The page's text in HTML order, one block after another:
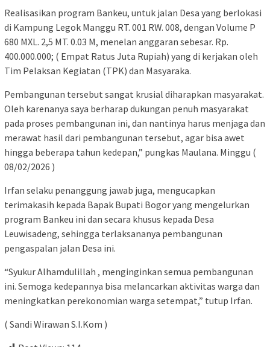
Realisasikan program Bankeu, untuk jalan Desa yang berlokasi
di Kampung Legok Manggu RT. 001 RW. 008, dengan Volume P
680 MXL. 2,5 MT. 0.03 M, menelan anggaran sebesar. Rp.
400.000.000; ( Empat Ratus Juta Rupiah) yang di kerjakan oleh
Tim Pelaksan Kegiatan (TPK) dan Masyaraka.
Pembangunan tersebut sangat krusial diharapkan masyarakat.
Oleh karenanya saya berharap dukungan penuh masyarakat
pada proses pembangunan ini, dan nantinya harus menjaga dan
merawat hasil dari pembangunan tersebut, agar bisa awet
hingga beberapa tahun kedepan,” pungkas Maulana. Minggu (
08/02/2026 )
Irfan selaku penanggung jawab juga, mengucapkan
terimakasih kepada Bapak Bupati Bogor yang mengelurkan
program Bankeu ini dan secara khusus kepada Desa
Leuwisadeng, sehingga terlaksananya pembangunan
pengaspalan jalan Desa ini.
“Syukur Alhamdulillah , menginginkan semua pembangunan
ini. Semoga kedepannya bisa melancarkan aktivitas warga dan
meningkatkan perekonomian warga setempat,” tutup Irfan.
( Sandi Wirawan S.I.Kom )